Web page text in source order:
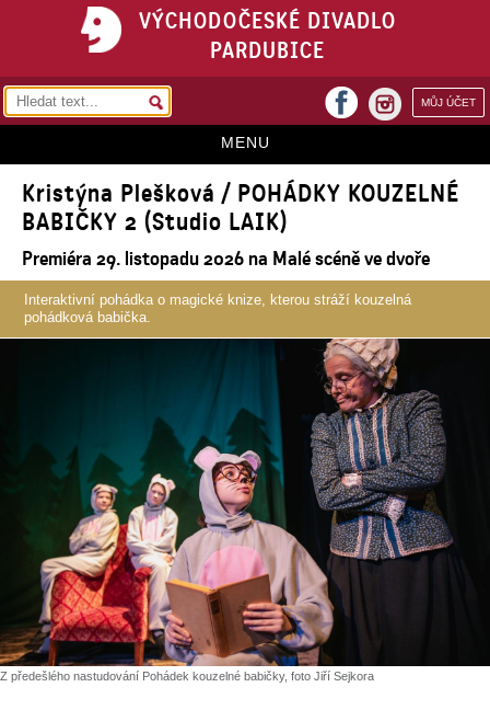
VÝCHODOČESKÉ DIVADLO
PARDUBICE
MŮJ ÚČET
facebook
MENU
HOME
PROGRAM
PŘEDPLATNÉ
KONTAKTY
O DIVADLE
SOUBOR
DÁLE NABÍZÍME
Kristýna Plešková / POHÁDKY KOUZELNÉ
BABIČKY 2 (Studio LAIK)
Premiéra 29. listopadu 2026 na Malé scéně ve dvoře
Interaktivní pohádka o magické knize, kterou stráží kouzelná
pohádková babička.
Z předešlého nastudování Pohádek kouzelné babičky, foto Jiří Sejkora